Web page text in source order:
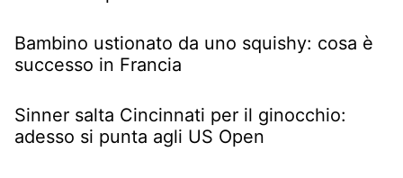
Bambino ustionato da uno squishy: cosa è
successo in Francia
Sinner salta Cincinnati per il ginocchio:
adesso si punta agli US Open